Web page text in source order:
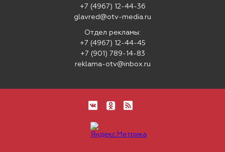
+7 (4967) 12-44-36
glavred@otv-media.ru
Отдел рекламы:
+7 (4967) 12-44-45
+7 (901) 789-14-83
reklama-otv@inbox.ru